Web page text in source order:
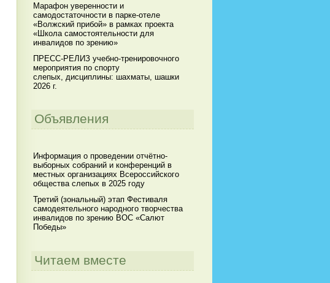
Марафон уверенности и
самодостаточности в парке-отеле
«Волжский прибой» в рамках проекта
«Школа самостоятельности для
инвалидов по зрению»
ПРЕСС-РЕЛИЗ учебно-тренировочного
мероприятия по спорту
слепых, дисциплины: шахматы, шашки
2026 г.
Объявления
Информация о проведении отчётно-
выборных собраний и конференций в
местных организациях Всероссийского
общества слепых в 2025 году
Третий (зональный) этап Фестиваля
самодеятельного народного творчества
инвалидов по зрению ВОС «Салют
Победы»
Читаем вместе